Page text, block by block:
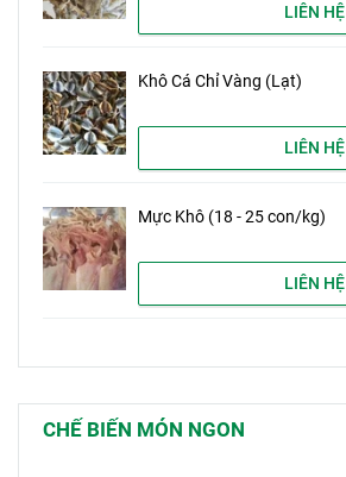
LIÊN HỆ
Khô Cá Chỉ Vàng (Lạt)
LIÊN HỆ
Mực Khô (18 - 25 con/kg)
LIÊN HỆ
CHẾ BIẾN MÓN NGON